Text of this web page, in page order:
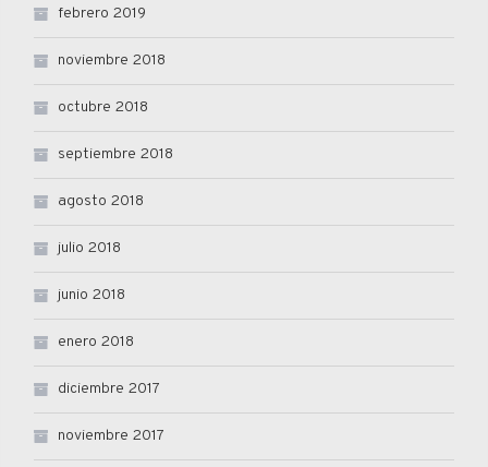
febrero 2019
noviembre 2018
octubre 2018
septiembre 2018
agosto 2018
julio 2018
junio 2018
enero 2018
diciembre 2017
noviembre 2017